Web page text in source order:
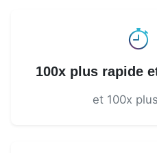
100x plus rapide
et 100x